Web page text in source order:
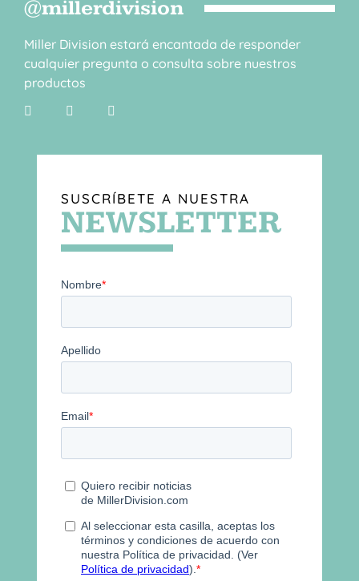
@millerdivision
Miller Division estará encantada de responder
cualquier pregunta o consulta sobre nuestros
productos
SUSCRÍBETE A NUESTRA
NEWSLETTER